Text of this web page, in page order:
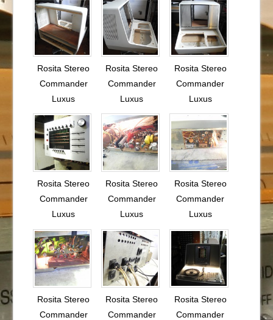
Rosita Stereo
Commander
Luxus
Rosita Stereo
Commander
Luxus
Rosita Stereo
Commander
Luxus
Rosita Stereo
Commander
Luxus
Rosita Stereo
Commander
Luxus
Rosita Stereo
Commander
Luxus
Rosita Stereo
Commander
Rosita Stereo
Commander
Rosita Stereo
Commander